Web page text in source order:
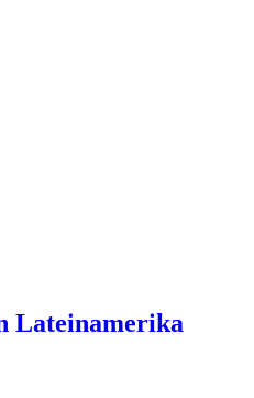
Lateinamerika